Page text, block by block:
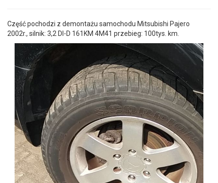
Część pochodzi z demontażu samochodu Mitsubishi Pajero
2002r., silnik: 3,2 DI-D 161KM 4M41 przebieg: 100tys. km.